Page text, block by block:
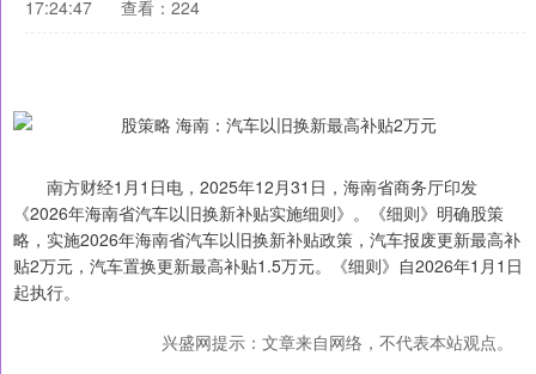
17:24:47
查看：224
南方财经1月1日电，2025年12月31日，海南省商务厅印发
《2026年海南省汽车以旧换新补贴实施细则》。《细则》明确股策
略，实施2026年海南省汽车以旧换新补贴政策，汽车报废更新最高补
贴2万元，汽车置换更新最高补贴1.5万元。《细则》自2026年1月1日
起执行。
兴盛网提示：文章来自网络，不代表本站观点。